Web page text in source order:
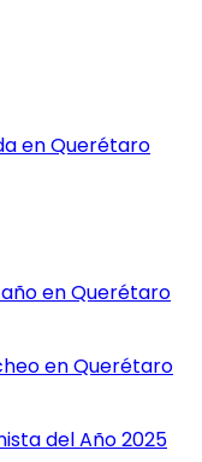
en Querétaro
en Querétaro
en Querétaro
del Año 2025